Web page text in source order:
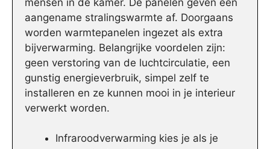
aangename stralingswarmte af. Doorgaans
worden warmtepanelen ingezet als extra
bijverwarming. Belangrijke voordelen zijn:
geen verstoring van de luchtcirculatie, een
gunstig energieverbruik, simpel zelf te
installeren en ze kunnen mooi in je interieur
verwerkt worden.
Infraroodverwarming kies je als je